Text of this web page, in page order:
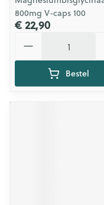
800mg V-caps 100
€ 22,90
Bestel